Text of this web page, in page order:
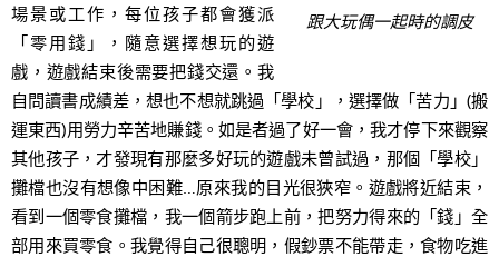
跟大玩偶一起時的調皮
場景或工作，每位孩子都會獲派
「零用錢」，隨意選擇想玩的遊
戲，遊戲結束後需要把錢交還。我
自問讀書成績差，想也不想就跳過「學校」，選擇做「苦力」(搬
運東西)用勞力辛苦地賺錢。如是者過了好一會，我才停下來觀察
其他孩子，才發現有那麼多好玩的遊戲未曾試過，那個「學校」
攤檔也沒有想像中困難…原來我的目光很狹窄。遊戲將近結束，
看到一個零食攤檔，我一個箭步跑上前，把努力得來的「錢」全
部用來買零食。我覺得自己很聰明，假鈔票不能帶走，食物吃進